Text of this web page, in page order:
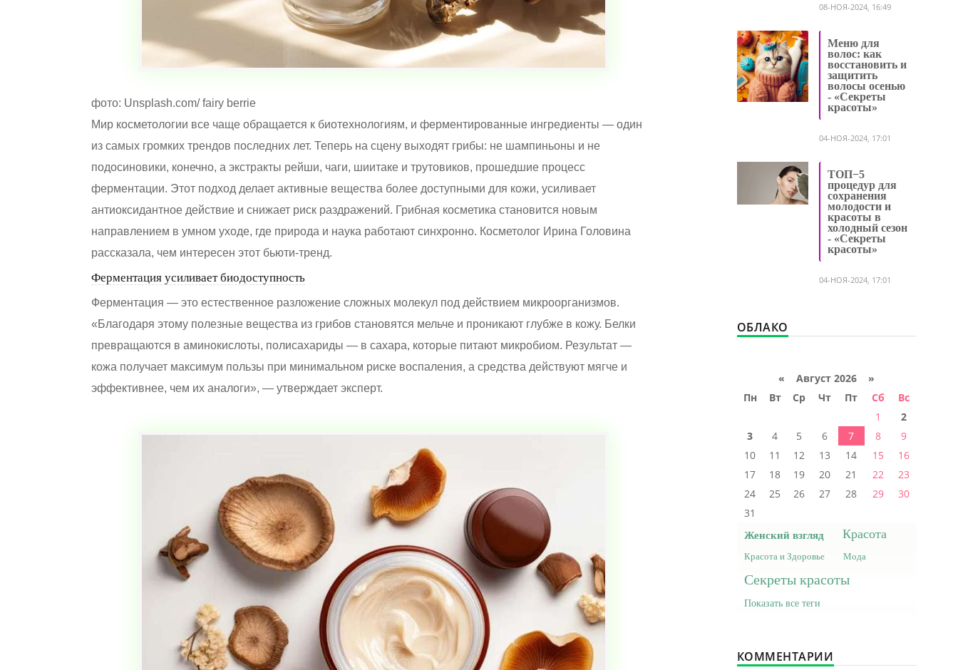
фото: Unsplash.com/ fairy berrie
Мир косметологии все чаще обращается к биотехнологиям, и ферментированные ингредиенты — один
из самых громких трендов последних лет. Теперь на сцену выходят грибы: не шампиньоны и не
подосиновики, конечно, а экстракты рейши, чаги, шиитаке и трутовиков, прошедшие процесс
ферментации. Этот подход делает активные вещества более доступными для кожи, усиливает
антиоксидантное действие и снижает риск раздражений. Грибная косметика становится новым
направлением в умном уходе, где природа и наука работают синхронно. Косметолог Ирина Головина
рассказала, чем интересен этот бьюти-тренд.
Ферментация усиливает биодоступность
Ферментация — это естественное разложение сложных молекул под действием микроорганизмов.
«Благодаря этому полезные вещества из грибов становятся мельче и проникают глубже в кожу. Белки
превращаются в аминокислоты, полисахариды — в сахара, которые питают микробиом. Результат —
кожа получает максимум пользы при минимальном риске воспаления, а средства действуют мягче и
эффективнее, чем их аналоги», — утверждает эксперт.
08-НОЯ-2024, 16:49
Меню для
волос: как
восстановить и
защитить
волосы осенью
- «Секреты
красоты»
04-НОЯ-2024, 17:01
ТОП−5
процедур для
сохранения
молодости и
красоты в
холодный сезон
- «Секреты
красоты»
04-НОЯ-2024, 17:01
ОБЛАКО
« Август 2026 »
Пн
Вт Ср Чт Пт Сб
Вс
1
2
3
4 5 6 7 8
9
10
11 12 13 14 15
16
17
18 19 20 21 22
23
24
25 26 27 28 29
30
31
Женский взгляд Красота
Красота и Здоровье Мода
Секреты красоты
Показать все теги
КОММЕНТАРИИ